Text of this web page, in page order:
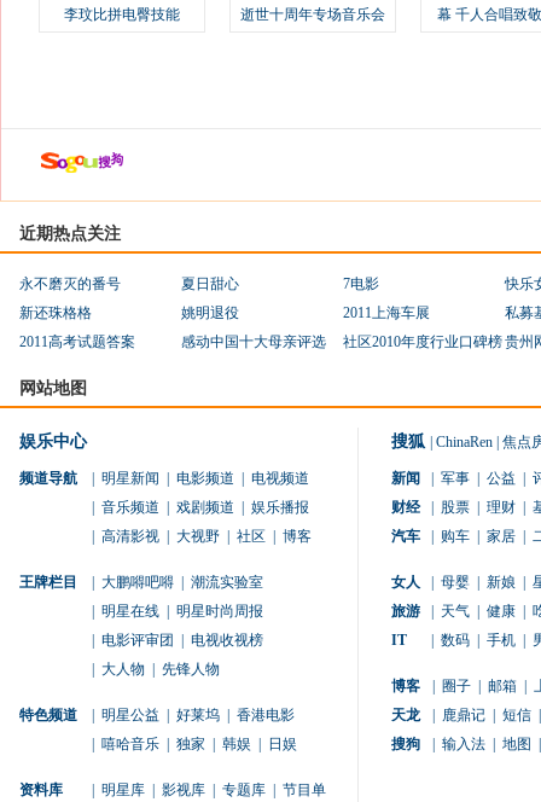
李玟比拼电臀技能
逝世十周年专场音乐会
幕 千人合唱致
近期热点关注
永不磨灭的番号 夏日甜心 7电影
快乐
新还珠格格
姚明退役 2011上海车展
私募
2011高考试题答案
感动中国十大母亲评选 社区2010年度行业口碑榜贵州
网站地图
娱乐中心
频道导航 明星新闻 电影频道
电视频道
音乐频道 戏剧频道
娱乐播报
高清影视 大视野 社区 博客
王牌栏目 大鹏嘚吧嘚
潮流实验室
明星在线
明星时尚周报
电影评审团
电视收视榜
大人物 先锋人物
特色频道 明星公益 好莱坞
香港电影
嘻哈音乐 独家 韩娱 日娱
资料库 明星库 影视库 专题库
节目单
搜狐 ChinaRen 焦点
新闻 军事 公益
财经
股票 理财
汽车
购车 家居
女人 母婴 新娘
旅游
天气 健康
IT
数码 手机
博客 圈子 邮箱
天龙
鹿鼎记 短信
搜狗
输入法 地图